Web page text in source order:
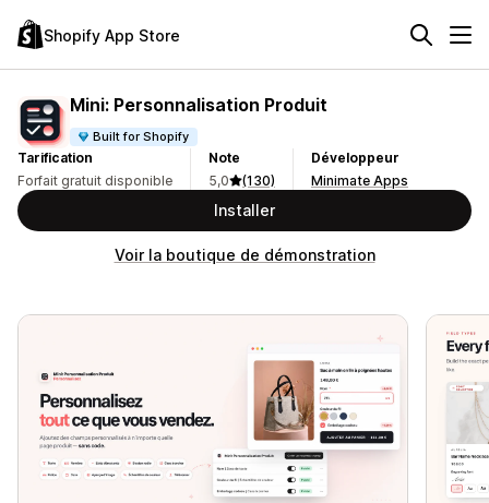
Shopify App Store
Mini: Personnalisation Produit
Built for Shopify
Tarification
Forfait gratuit disponible
Note
5,0
(130)
Développeur
Minimate Apps
Installer
Voir la boutique de démonstration